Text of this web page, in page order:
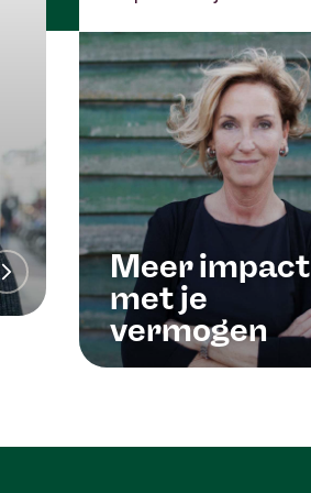
Meer impact
met je
vermogen